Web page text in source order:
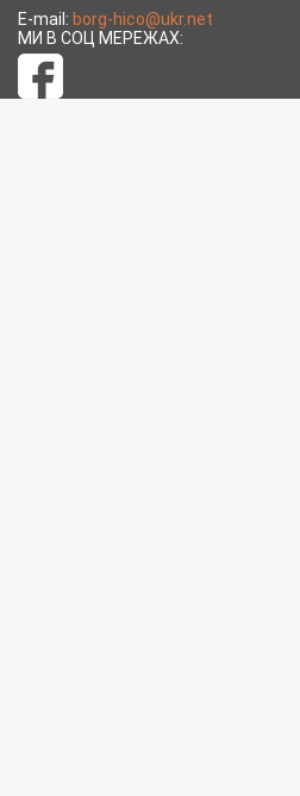
E-mail: borg-hico@ukr.net
МИ В СОЦ МЕРЕЖАХ: